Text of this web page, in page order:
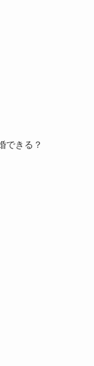
できる？